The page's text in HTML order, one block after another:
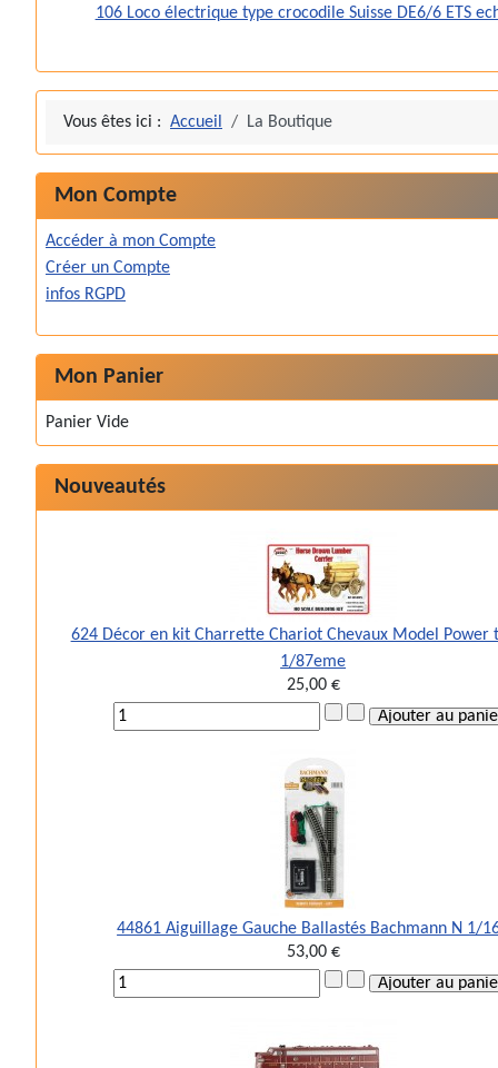
106 Loco électrique type crocodile Suisse DE6/6 ETS
Vous êtes ici : Accueil La Boutique
Mon Compte
Accéder à mon Compte
Créer un Compte
infos RGPD
Mon Panier
Panier Vide
Nouveautés
624 Décor en kit Charrette Chariot Chevaux Model Power
1/87eme
25,00 €
44861 Aiguillage Gauche Ballastés Bachmann N 1/
53,00 €